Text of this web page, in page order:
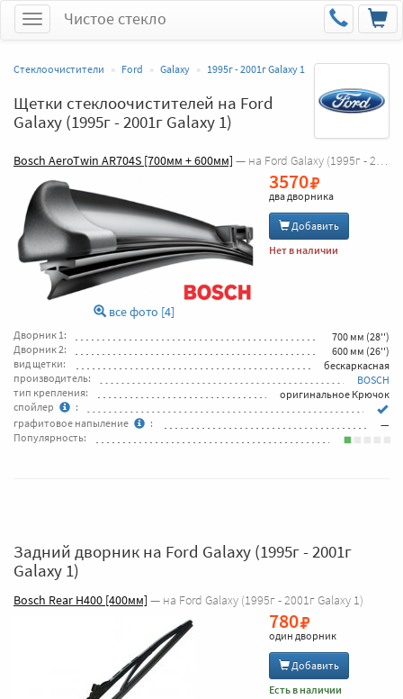
МенюЧистое стекло
Стеклоочистители Ford Galaxy 1995г - 2001г Galaxy 1
Щетки стеклоочистителей на Ford
Galaxy (1995г - 2001г Galaxy 1)
Bosch AeroTwin AR704S [700мм + 600мм] — на Ford Galaxy (1995г - 2001г Galaxy 1)
все фото [4]
3570
два дворника
Добавить
Нет в наличии
Дворник 1:
700 мм (28'')
Дворник 2:
600 мм (26'')
вид щетки:
бескаркасная
производитель:
BOSCH
тип крепления:
оригинальное Крючок
спойлер
:
графитовое напыление
:
—
Популярность:
Задний дворник на Ford Galaxy (1995г - 2001г
Galaxy 1)
Bosch Rear H400 [400мм] — на Ford Galaxy (1995г - 2001г Galaxy 1)
780
один дворник
Добавить
Есть в наличии